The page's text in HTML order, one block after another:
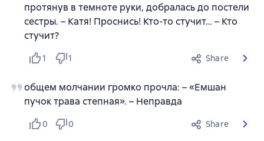
протянув в темноте руки, добралась до постели
сестры. – Катя! Проснись! Кто-то стучит… – Кто
стучит?
1 1 Share
общем молчании громко прочла: – «Емшан
пучок трава степная». – Неправда
0 0 Share